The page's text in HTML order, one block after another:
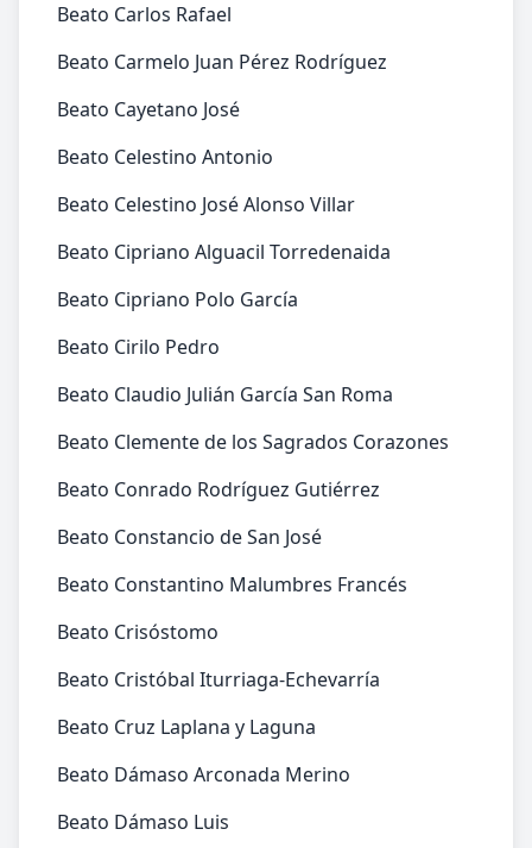
Beato Carlos Rafael
Beato Carmelo Juan Pérez Rodríguez
Beato Cayetano José
Beato Celestino Antonio
Beato Celestino José Alonso Villar
Beato Cipriano Alguacil Torredenaida
Beato Cipriano Polo García
Beato Cirilo Pedro
Beato Claudio Julián García San Roma
Beato Clemente de los Sagrados Corazones
Beato Conrado Rodríguez Gutiérrez
Beato Constancio de San José
Beato Constantino Malumbres Francés
Beato Crisóstomo
Beato Cristóbal Iturriaga-Echevarría
Beato Cruz Laplana y Laguna
Beato Dámaso Arconada Merino
Beato Dámaso Luis